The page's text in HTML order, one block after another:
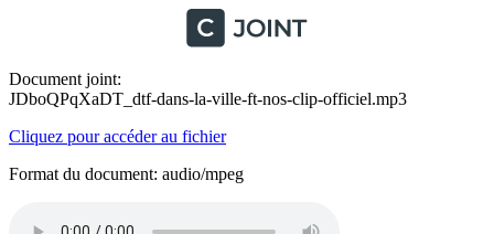
Document joint:
JDboQPqXaDT_dtf-dans-la-ville-ft-nos-clip-officiel.mp3
Cliquez pour accéder au fichier
Format du document: audio/mpeg